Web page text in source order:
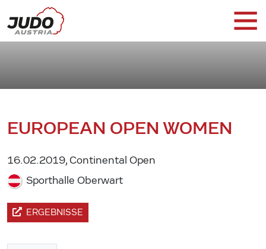
EUROPEAN OPEN WOMEN
16.02.2019, Continental Open
Sporthalle Oberwart
ERGEBNISSE